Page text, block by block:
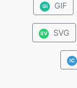
GI GIF
SV SVG
IC